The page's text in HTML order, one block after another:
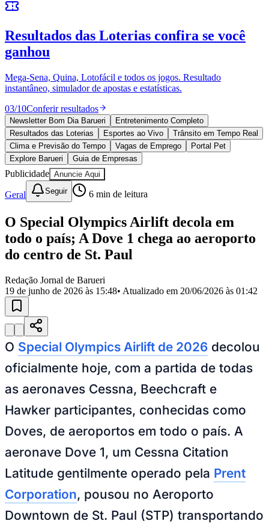
Anuncie no Portal
Cadastrar Empresa
Divulgar Vagas
Política
Esportes
Saúde
Segurança
Cultura
Meio Ambiente
Obras
Educação
Bairros de Barueri
Selecione sua região Para notícias da sua região
AldeiaAldeia da SerraAldeia de Barueri
JubranBelval BethavilleBoa
RegiãoCotiaCruz PretaEngenho Novo
MilitarItapeviJandira Jardim AudirJardim BelvalJardim
EsperançaJardim Graziela
JulioJardim Líbano
MutingaJardim Paraíso
LuísJardim São PedroJardim São Silvestre Jardim SilveiraJardim
TupãJardim TupanciMutingaNova AldeinhaOsascoParque dos
CamargosParque ImperialParque Santa LuziaParque VianaPirapora
ParnaíbaSilveiraTamboréVale do SolVila BarrosVila Boa Vista
do Conde
Vila Engenho Novo
Vila Nossa Sra. da
EscadaVila PortoVotupoca
Para Sua Empresa
Anuncie no Portal
Guia de Empresas
Divulgar VagasNovo
Publicidade Legal
Negócios Regionais
Segurança Regional
Resultados das Loterias confira se você
ganhou
Mega-Sena, Quina, Lotofácil e todos os jogos. Resultado
instantâneo, simulador de apostas e estatísticas.
03/10Conferir resultados
Newsletter Bom Dia Barueri
Entretenimento Completo
Resultados das Loterias
Esportes ao Vivo
Trânsito em Tempo Real
Clima e Previsão do Tempo
Vagas de Emprego
Portal Pet
Explore Barueri
Guia de Empresas
Publicidade Anuncie Aqui
Geral Seguir 6 min de leitura
O Special Olympics Airlift decola em
todo o país; A Dove 1 chega ao aeroporto
do centro de St. Paul
Redação Jornal de Barueri
19 de junho de 2026 às 15:48• Atualizado em 20/06/2026 às 01:42
O Special Olympics Airlift de 2026 decolou
oficialmente hoje, com a partida de todas
as aeronaves Cessna, Beechcraft e
Hawker participantes, conhecidas como
Doves, de aeroportos em todo o país. A
aeronave Dove 1, um Cessna Citation
Latitude gentilmente operado pela Prent
Corporation, pousou no Aeroporto
Downtown de St. Paul (STP) transportando